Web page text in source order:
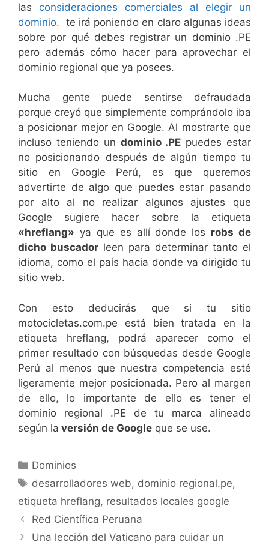
las consideraciones comerciales al elegir un
dominio. te irá poniendo en claro algunas ideas
sobre por qué debes registrar un dominio .PE
pero además cómo hacer para aprovechar el
dominio regional que ya posees.
Mucha gente puede sentirse defraudada
porque creyó que simplemente comprándolo iba
a posicionar mejor en Google. Al mostrarte que
incluso teniendo un dominio .PE puedes estar
no posicionando después de algún tiempo tu
sitio en Google Perú, es que queremos
advertirte de algo que puedes estar pasando
por alto al no realizar algunos ajustes que
Google sugiere hacer sobre la etiqueta
«hreflang» ya que es allí donde los robs de
dicho buscador leen para determinar tanto el
idioma, como el país hacia donde va dirigido tu
sitio web.
Con esto deducirás que si tu sitio
motocicletas.com.pe está bien tratada en la
etiqueta hreflang, podrá aparecer como el
primer resultado con búsquedas desde Google
Perú al menos que nuestra competencia esté
ligeramente mejor posicionada. Pero al margen
de ello, lo importante de ello es tener el
dominio regional .PE de tu marca alineado
según la versión de Google que se use.
Dominios
desarrolladores web, dominio regional.pe,
etiqueta hreflang, resultados locales google
Red Científica Peruana
Una lección del Vaticano para cuidar un